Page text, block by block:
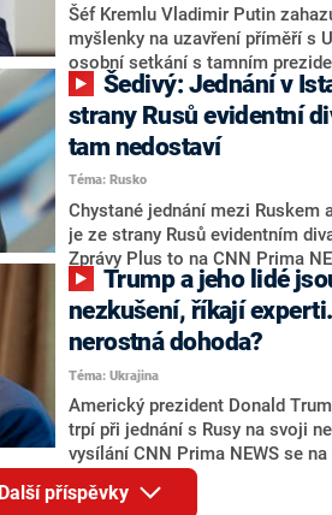
nevylučují,“ uvedl. Popsal, do
investovat, i jak by se NATO
propojení armád.
Šéf Kremlu Vladimir Putin
myšlenky na uzavření příměří s
osobní setkání s tamním
Zelenským, napsal ruský
odkazem na Putinova slova
nahrávaném setkání s vládou.
mimo jiné označit Ukrajinu za
kvůli dronovým útokům, kterými
na území Ruska, kde zničil
strany Rusů evidentní
tam nedostaví
Téma: Rusko
Chystané jednání mezi Ruskem
je ze strany Rusů evidentním
Zprávy Plus to na CNN Prima
náčelník Generálního štábu
Jiří Šedivý. Podle něj na něm
pouze prezentovat své
tam nedostaví.
nezkušení, říkají
nerostná dohoda?
Téma: Ukrajina
Americký prezident Donald
trpí při jednání s Rusy na svoji
vysílání CNN Prima NEWS se
náčelník Generálního štábu
vysokoškolský pedagog se
Další příspěvky